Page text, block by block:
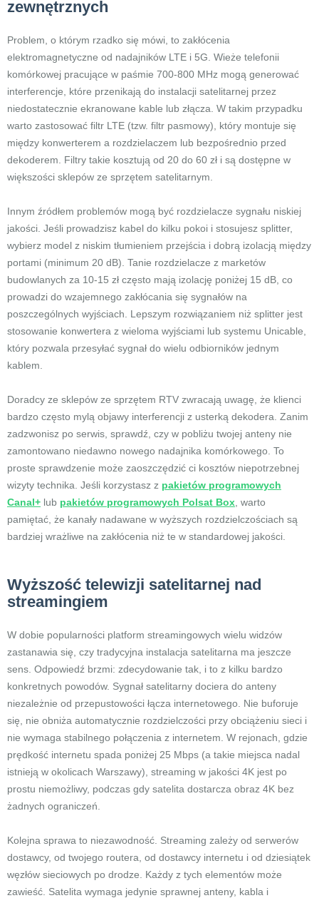
zewnętrznych
Problem, o którym rzadko się mówi, to zakłócenia
elektromagnetyczne od nadajników LTE i 5G. Wieże telefonii
komórkowej pracujące w paśmie 700-800 MHz mogą generować
interferencje, które przenikają do instalacji satelitarnej przez
niedostatecznie ekranowane kable lub złącza. W takim przypadku
warto zastosować filtr LTE (tzw. filtr pasmowy), który montuje się
między konwerterem a rozdzielaczem lub bezpośrednio przed
dekoderem. Filtry takie kosztują od 20 do 60 zł i są dostępne w
większości sklepów ze sprzętem satelitarnym.
Innym źródłem problemów mogą być rozdzielacze sygnału niskiej
jakości. Jeśli prowadzisz kabel do kilku pokoi i stosujesz splitter,
wybierz model z niskim tłumieniem przejścia i dobrą izolacją między
portami (minimum 20 dB). Tanie rozdzielacze z marketów
budowlanych za 10-15 zł często mają izolację poniżej 15 dB, co
prowadzi do wzajemnego zakłócania się sygnałów na
poszczególnych wyjściach. Lepszym rozwiązaniem niż splitter jest
stosowanie konwertera z wieloma wyjściami lub systemu Unicable,
który pozwala przesyłać sygnał do wielu odbiorników jednym
kablem.
Doradcy ze sklepów ze sprzętem RTV zwracają uwagę, że klienci
bardzo często mylą objawy interferencji z usterką dekodera. Zanim
zadzwonisz po serwis, sprawdź, czy w pobliżu twojej anteny nie
zamontowano niedawno nowego nadajnika komórkowego. To
proste sprawdzenie może zaoszczędzić ci kosztów niepotrzebnej
wizyty technika. Jeśli korzystasz z pakietów programowych
Canal+ lub pakietów programowych Polsat Box , warto
pamiętać, że kanały nadawane w wyższych rozdzielczościach są
bardziej wrażliwe na zakłócenia niż te w standardowej jakości.
Wyższość telewizji satelitarnej nad
streamingiem
W dobie popularności platform streamingowych wielu widzów
zastanawia się, czy tradycyjna instalacja satelitarna ma jeszcze
sens. Odpowiedź brzmi: zdecydowanie tak, i to z kilku bardzo
konkretnych powodów. Sygnał satelitarny dociera do anteny
niezależnie od przepustowości łącza internetowego. Nie buforuje
się, nie obniża automatycznie rozdzielczości przy obciążeniu sieci i
nie wymaga stabilnego połączenia z internetem. W rejonach, gdzie
prędkość internetu spada poniżej 25 Mbps (a takie miejsca nadal
istnieją w okolicach Warszawy), streaming w jakości 4K jest po
prostu niemożliwy, podczas gdy satelita dostarcza obraz 4K bez
żadnych ograniczeń.
Kolejna sprawa to niezawodność. Streaming zależy od serwerów
dostawcy, od twojego routera, od dostawcy internetu i od dziesiątek
węzłów sieciowych po drodze. Każdy z tych elementów może
zawieść. Satelita wymaga jedynie sprawnej anteny, kabla i